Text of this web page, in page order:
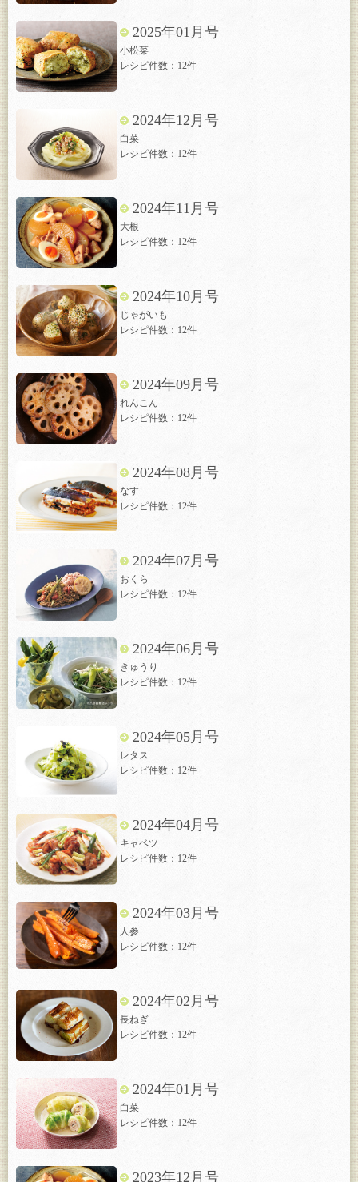
2025年01月号
小松菜
レシピ件数：12件
2024年12月号
白菜
レシピ件数：12件
2024年11月号
大根
レシピ件数：12件
2024年10月号
じゃがいも
レシピ件数：12件
2024年09月号
れんこん
レシピ件数：12件
2024年08月号
なす
レシピ件数：12件
2024年07月号
おくら
レシピ件数：12件
2024年06月号
きゅうり
レシピ件数：12件
2024年05月号
レタス
レシピ件数：12件
2024年04月号
キャベツ
レシピ件数：12件
2024年03月号
人参
レシピ件数：12件
2024年02月号
長ねぎ
レシピ件数：12件
2024年01月号
白菜
レシピ件数：12件
2023年12月号